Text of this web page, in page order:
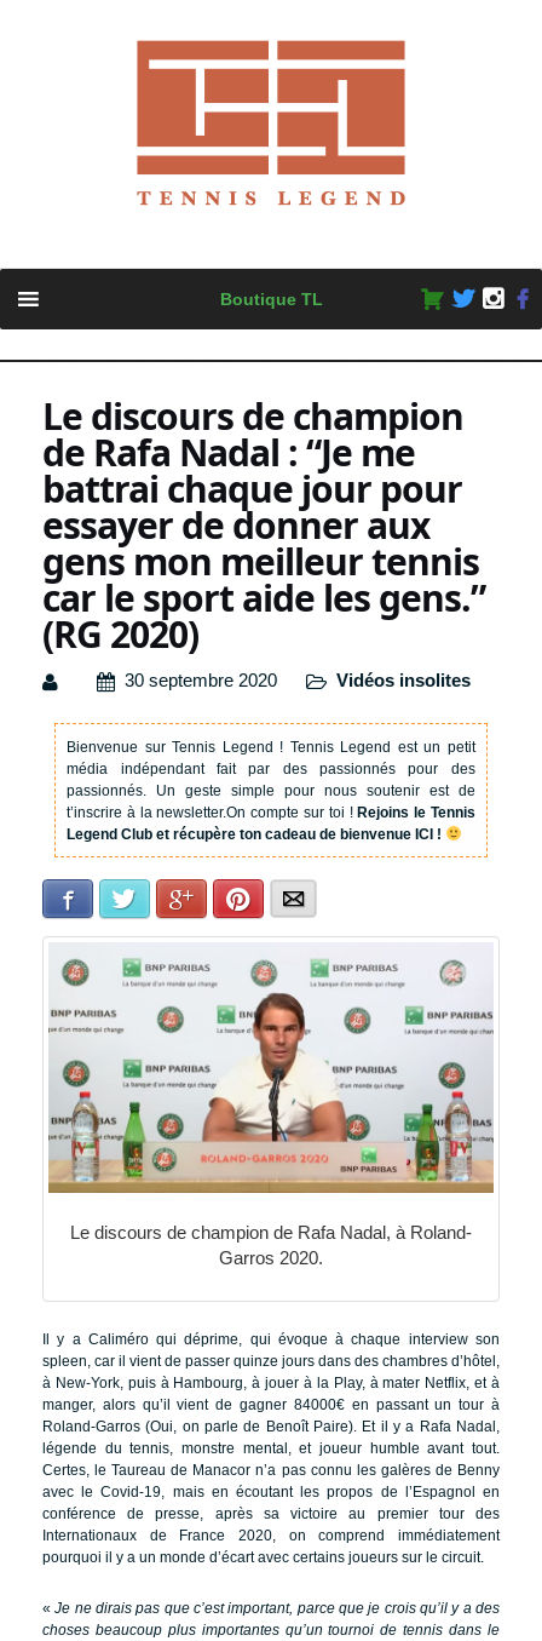
content
Boutique TL
Le discours de champion
de Rafa Nadal : “Je me
battrai chaque jour pour
essayer de donner aux
gens mon meilleur tennis
car le sport aide les gens.”
(RG 2020)
30 septembre 2020 Vidéos insolites
Bienvenue sur Tennis Legend ! Tennis Legend est un petit
média indépendant fait par des passionnés pour des
passionnés. Un geste simple pour nous soutenir est de
t’inscrire à la newsletter.On compte sur toi !Rejoins le Tennis
Legend Club et récupère ton cadeau de bienvenue ICI !
Facebook Twitter Google+Pinterest
Le discours de champion de Rafa Nadal, à Roland-
Garros 2020.
Il y a Caliméro qui déprime, qui évoque à chaque interview son
spleen, car il vient de passer quinze jours dans des chambres d’hôtel,
à New-York, puis à Hambourg, à jouer à la Play, à mater Netflix, et à
manger, alors qu’il vient de gagner 84000€ en passant un tour à
Roland-Garros (Oui, on parle de Benoît Paire). Et il y a Rafa Nadal,
légende du tennis, monstre mental, et joueur humble avant tout.
Certes, le Taureau de Manacor n’a pas connu les galères de Benny
avec le Covid-19, mais en écoutant les propos de l’Espagnol en
conférence de presse, après sa victoire au premier tour des
Internationaux de France 2020, on comprend immédiatement
pourquoi il y a un monde d’écart avec certains joueurs sur le circuit.
«Je ne dirais pas que c’est important, parce que je crois qu’il y a des
choses beaucoup plus importantes qu’un tournoi de tennis dans le